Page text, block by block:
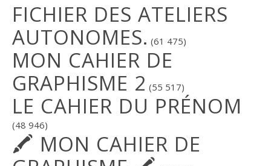
FICHIER DES ATELIERS
AUTONOMES. (61 475)
MON CAHIER DE
GRAPHISME 2 (55 517)
LE CAHIER DU PRÉNOM
(48 946)
🖍 MON CAHIER DE